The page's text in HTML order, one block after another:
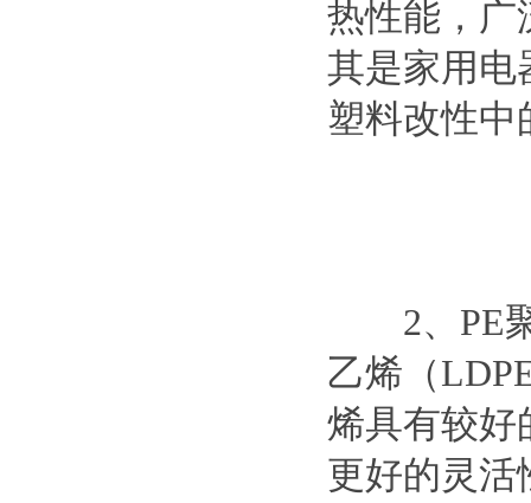
热性能，广
其是家用电
塑料改性中
2、PE聚
乙烯（
烯具有较好
更好的灵活